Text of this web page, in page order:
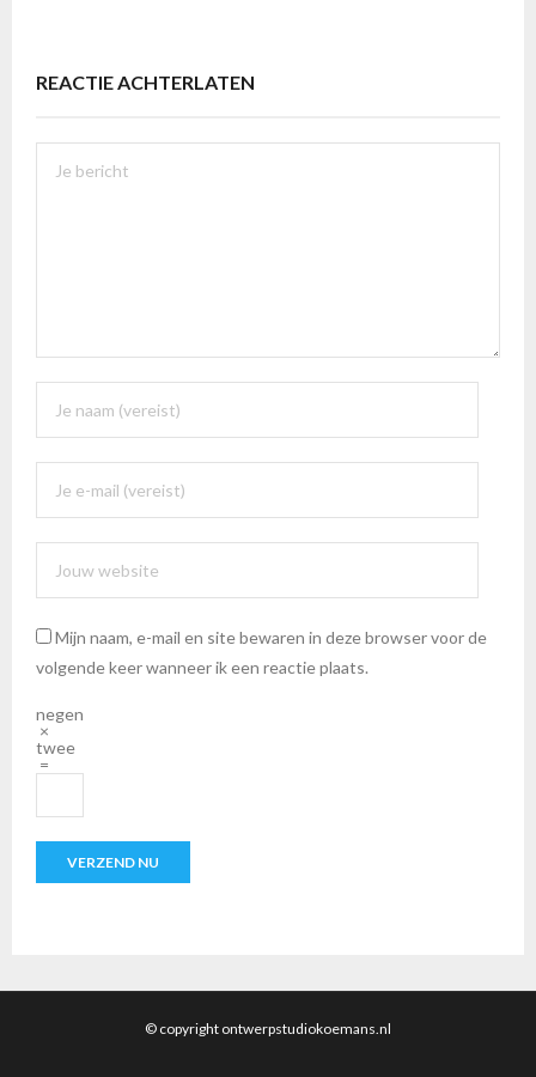
REACTIE ACHTERLATEN
Mijn naam, e-mail en site bewaren in deze browser voor de
volgende keer wanneer ik een reactie plaats.
negen
×
twee
=
© copyright ontwerpstudiokoemans.nl